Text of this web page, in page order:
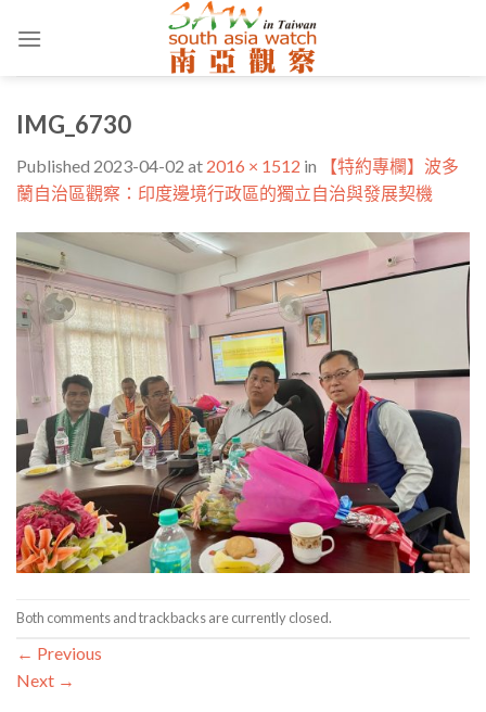
IMG_6730
Published 2023-04-02 at 2016 × 1512 in
【特約專欄】波多
蘭自治區觀察：印度邊境行政區的獨立自治與發展契機
Both comments and trackbacks are currently closed.
← Previous
Next →